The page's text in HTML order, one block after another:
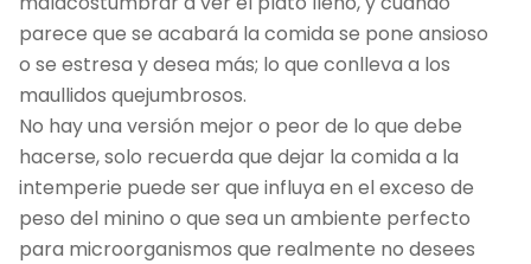
parece que se acabará la comida se pone ansioso
o se estresa y desea más; lo que conlleva a los
maullidos quejumbrosos.
No hay una versión mejor o peor de lo que debe
hacerse, solo recuerda que dejar la comida a la
intemperie puede ser que influya en el exceso de
peso del minino o que sea un ambiente perfecto
para microorganismos que realmente no desees